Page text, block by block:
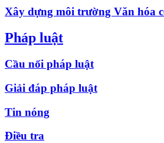
Xây dựng môi trường Văn hóa
Pháp luật
Cầu nối pháp luật
Giải đáp pháp luật
Tin nóng
Điều tra